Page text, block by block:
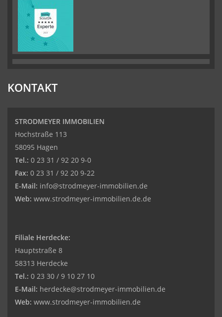
KONTAKT
STRODMEYER IMMOBILIEN
Hochstraße 113
58095 Hagen
Tel.: 0 23 31 / 92 20 9-0
Fax: 0 23 31 / 92 20 9-22
E-Mail: info@strodmeyer-immobilien.de
Web: www.strodmeyer-immobilien.de.de
Filiale Herdecke:
Hauptstraße 8
58313 Herdecke
Tel.: 0 23 30 / 9 10 27 10
E-Mail: herdecke@strodmeyer-immobilien.de
Web: www.strodmeyer-immobilien.de